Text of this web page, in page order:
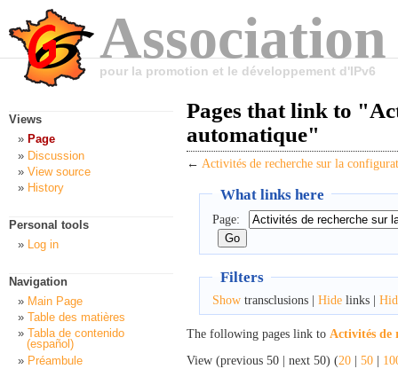
pour la promotion et le développement d'IPv6
Pages that link to
automatique"
← Activités de recherche sur la
What links here
Page:
Filters
Showtransclusions | Hidelinks |
The following pages link to Activités de
View (previous 50 | next 50) (20 | 50 |
Views
Page
Discussion
View source
History
Personal tools
Log in
Navigation
Main Page
Table des matières
Tabla de contenido
(español)
Préambule